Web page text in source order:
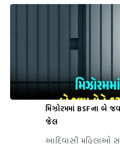
મિઝોરમમાં BSFના બે
જેલ
આદિવાસી મહિલાઓ